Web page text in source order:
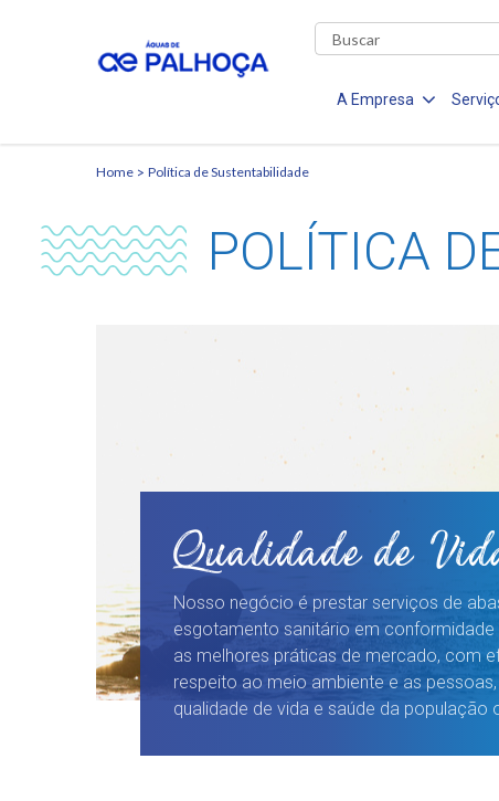
A Empresa
Home Política de Sustentabilidade
POLÍTICA
Qualidade de
Nosso negócio é prestar serviços de
esgotamento sanitário em
as melhores práticas de mercado, com
respeito ao meio ambiente e as
qualidade de vida e saúde da população